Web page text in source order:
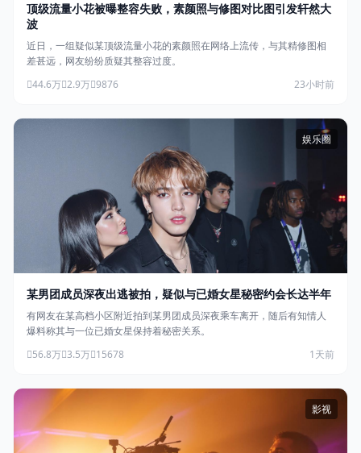
顶级流量小花被曝整容失败，素颜照与修图对比图引发轩然大
波
近日，一组疑似某顶级流量小花的素颜照在网络上流传，与其精修图相
差甚远，网友纷纷质疑其整容过度。
44.6万 2.9万 9876 23小时前
娱乐圈
某男团成员深夜出逃被拍，疑似与已婚女星秘密约会长达半年
有网友在某高档小区附近拍到某男团成员深夜乘车离开，随后有知情人
爆料称其与一位已婚女星保持着秘密关系。
56.8万 3.5万 15678 1天前
影视